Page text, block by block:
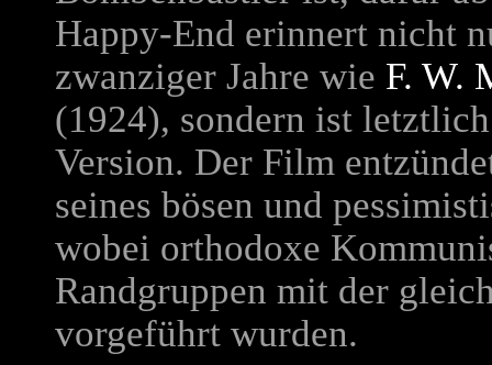
Happy-End erinnert nicht
zwanziger Jahre wie F. W.
(1924), sondern ist
Version. Der Film
seines bösen und
wobei orthodoxe
Randgruppen mit der
vorgeführt wurden.